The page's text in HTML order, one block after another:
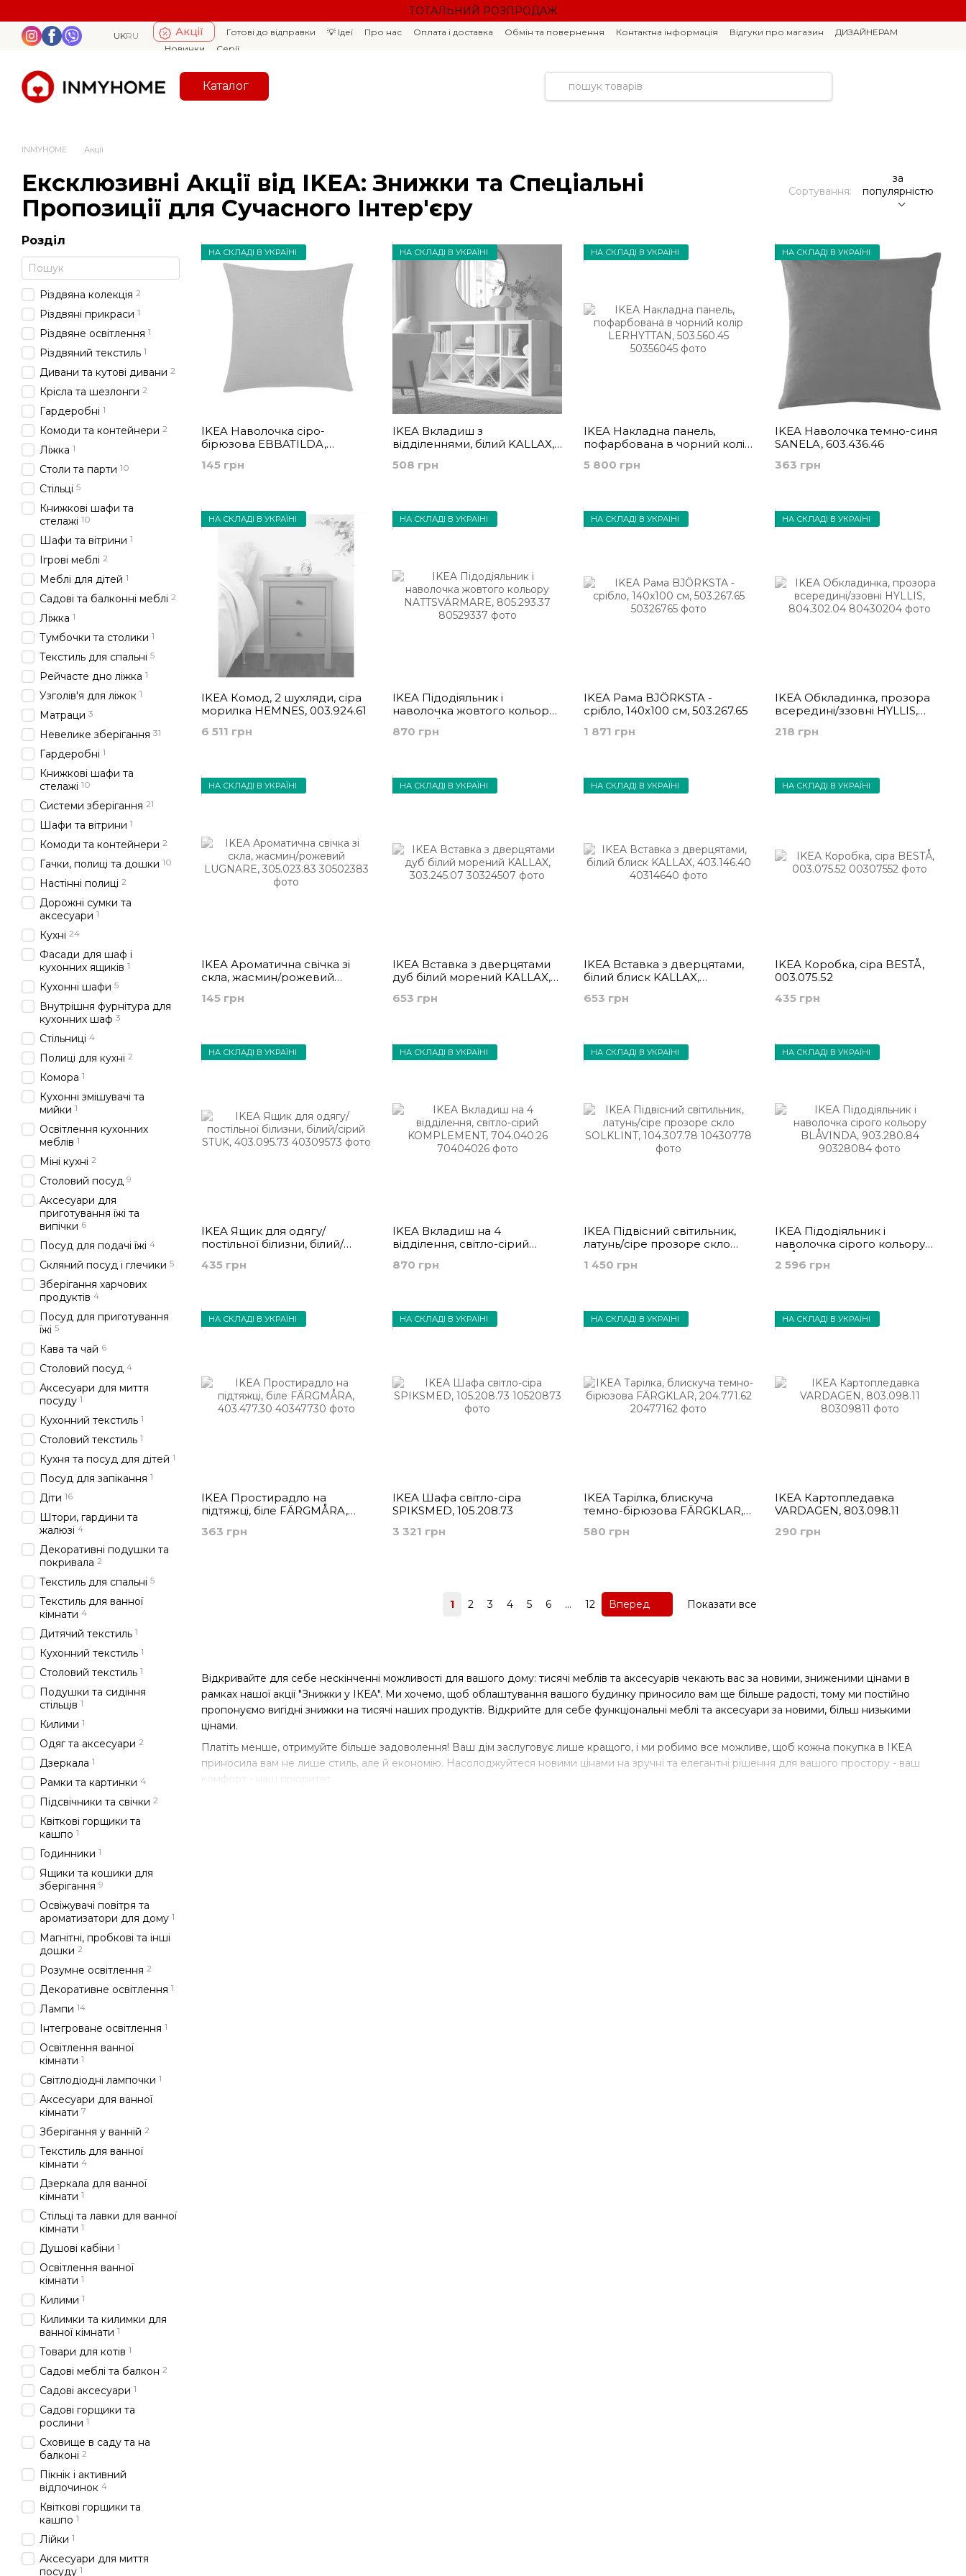
ТОТАЛЬНИЙ РОЗПРОДАЖ
UKRU Акції Готові до відправки 💡 Ідеї Про нас Оплата і доставка Обмін та повернення Контактна інформація Відгуки про магазин
ДИЗАЙНЕРАМ
Новинки
Серії
Каталог
INMYHOME Акції
Ексклюзивні Акції від IKEA: Знижки та Спеціальні
Пропозиції для Сучасного Інтер'єру
Сортування:
за
популярністю
НА СКЛАДІ В УКРАЇНІ
IKEA Наволочка сіро-
бірюзова EBBATILDA,
145 грн
НА СКЛАДІ В УКРАЇНІ
IKEA Вкладиш з
відділеннями, білий KALLAX,
508 грн
НА СКЛАДІ В УКРАЇНІ
IKEA Накладна панель,
пофарбована в чорний колір
5 800 грн
НА СКЛАДІ В УКРАЇНІ
IKEA Наволочка темно-синя
SANELA, 603.436.46
363 грн
НА СКЛАДІ В УКРАЇНІ
IKEA Комод, 2 шухляди, сіра
морилка HEMNES, 003.924.61
6 511 грн
НА СКЛАДІ В УКРАЇНІ
IKEA Підодіяльник і
наволочка жовтого кольору
NATTSVÄRMARE, 805.293.37
870 грн
НА СКЛАДІ В УКРАЇНІ
IKEA Рама BJÖRKSTA -
срібло, 140х100 см, 503.267.65
1 871 грн
НА СКЛАДІ В УКРАЇНІ
IKEA Обкладинка, прозора
всередині/ззовні HYLLIS,
218 грн
НА СКЛАДІ В УКРАЇНІ
IKEA Ароматична свічка зі
скла, жасмин/рожевий
145 грн
НА СКЛАДІ В УКРАЇНІ
IKEA Вставка з дверцятами
дуб білий морений KALLAX,
653 грн
НА СКЛАДІ В УКРАЇНІ
IKEA Вставка з дверцятами,
білий блиск KALLAX,
653 грн
НА СКЛАДІ В УКРАЇНІ
IKEA Коробка, сіра BESTÅ,
003.075.52
435 грн
НА СКЛАДІ В УКРАЇНІ
IKEA Ящик для одягу/
постільної білизни, білий/
435 грн
НА СКЛАДІ В УКРАЇНІ
IKEA Вкладиш на 4
відділення, світло-сірий
870 грн
НА СКЛАДІ В УКРАЇНІ
IKEA Підвісний світильник,
латунь/сіре прозоре скло
1 450 грн
НА СКЛАДІ В УКРАЇНІ
IKEA Підодіяльник і
наволочка сірого кольору
BLÅVINDA, 903.280.84
2 596 грн
НА СКЛАДІ В УКРАЇНІ
IKEA Простирадло на
підтяжці, біле FÄRGMÅRA,
363 грн
НА СКЛАДІ В УКРАЇНІ
IKEA Шафа світло-сіра
SPIKSMED, 105.208.73
3 321 грн
НА СКЛАДІ В УКРАЇНІ
IKEA Тарілка, блискуча
темно-бірюзова FÄRGKLAR,
580 грн
НА СКЛАДІ В УКРАЇНІ
IKEA Картопледавка
VARDAGEN, 803.098.11
290 грн
1 2 3 4 5 6 ... 12 Вперед Показати все
Відкривайте для себе нескінченні можливості для вашого дому: тисячі меблів та аксесуарів чекають вас за новими, зниженими цінами в
рамках нашої акції "Знижки у ІКЕА". Ми хочемо, щоб облаштування вашого будинку приносило вам ще більше радості, тому ми постійно
пропонуємо вигідні знижки на тисячі наших продуктів. Відкрийте для себе функціональні меблі та аксесуари за новими, більш низькими
цінами.
Платіть менше, отримуйте більше задоволення! Ваш дім заслуговує лише кращого, і ми робимо все можливе, щоб кожна покупка в IKEA
приносила вам не лише стиль, але й економію. Насолоджуйтеся новими цінами на зручні та елегантні рішення для вашого простору - ваш
комфорт - наш пріоритет.
Розділ
Різдвяна колекція 2
Різдвяні прикраси 1
Різдвяне освітлення 1
Різдвяний текстиль 1
Дивани та кутові дивани 2
Крісла та шезлонги 2
Гардеробні 1
Комоди та контейнери 2
Ліжка 1
Столи та парти 10
Стільці 5
Книжкові шафи та
стелажі 10
Шафи та вітрини 1
Ігрові меблі 2
Меблі для дітей 1
Садові та балконні меблі 2
Ліжка 1
Тумбочки та столики 1
Текстиль для спальні 5
Рейчасте дно ліжка 1
Узголів'я для ліжок 1
Матраци 3
Невелике зберігання 31
Гардеробні 1
Книжкові шафи та
стелажі 10
Системи зберігання 21
Шафи та вітрини 1
Комоди та контейнери 2
Гачки, полиці та дошки 10
Настінні полиці 2
Дорожні сумки та
аксесуари 1
Кухні 24
Фасади для шаф і
кухонних ящиків 1
Кухонні шафи 5
Внутрішня фурнітура для
кухонних шаф 3
Стільниці 4
Полиці для кухні 2
Комора 1
Кухонні змішувачі та
мийки 1
Освітлення кухонних
меблів 1
Міні кухні 2
Столовий посуд 9
Аксесуари для
приготування їжі та
випічки 6
Посуд для подачі їжі 4
Скляний посуд і глечики 5
Зберігання харчових
продуктів 4
Посуд для приготування
їжі 5
Кава та чай 6
Столовий посуд 4
Аксесуари для миття
посуду 1
Кухонний текстиль 1
Столовий текстиль 1
Кухня та посуд для дітей 1
Посуд для запікання 1
Діти 16
Штори, гардини та
жалюзі 4
Декоративні подушки та
покривала 2
Текстиль для спальні 5
Текстиль для ванної
кімнати 4
Дитячий текстиль 1
Кухонний текстиль 1
Столовий текстиль 1
Подушки та сидіння
стільців 1
Килими 1
Одяг та аксесуари 2
Дзеркала 1
Рамки та картинки 4
Підсвічники та свічки 2
Квіткові горщики та
кашпо 1
Годинники 1
Ящики та кошики для
зберігання 9
Освіжувачі повітря та
ароматизатори для дому 1
Магнітні, пробкові та інші
дошки 2
Розумне освітлення 2
Декоративне освітлення 1
Лампи 14
Інтегроване освітлення 1
Освітлення ванної
кімнати 1
Світлодіодні лампочки 1
Аксесуари для ванної
кімнати 7
Зберігання у ванній 2
Текстиль для ванної
кімнати 4
Дзеркала для ванної
кімнати 1
Стільці та лавки для ванної
кімнати 1
Душові кабіни 1
Освітлення ванної
кімнати 1
Килими 1
Килимки та килимки для
ванної кімнати 1
Товари для котів 1
Садові меблі та балкон 2
Садові аксесуари 1
Садові горщики та
рослини 1
Сховище в саду та на
балконі 2
Пікнік і активний
відпочинок 4
Квіткові горщики та
кашпо 1
Лійки 1
Аксесуари для миття
посуду 1